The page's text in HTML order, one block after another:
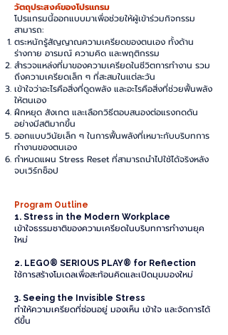
วัตถุประสงค์ของโปรแกรม
โปรแกรมนี้ออกแบบมาเพื่อช่วยให้ผู้เข้าร่วมกิจกรรม
สามารถ:
ตระหนักรู้สัญญาณความเครียดของตนเอง ทั้งด้าน
ร่างกาย อารมณ์ ความคิด และพฤติกรรม
สำรวจแหล่งที่มาของความเครียดในชีวิตการทำงาน รวม
ถึงความเครียดเล็ก ๆ ที่สะสมในแต่ละวัน
เข้าใจว่าอะไรคือสิ่งที่ดูดพลัง และอะไรคือสิ่งที่ช่วยฟื้นพลัง
ให้ตนเอง
ฝึกหยุด สังเกต และเลือกวิธีตอบสนองต่อแรงกดดัน
อย่างมีสติมากขึ้น
ออกแบบวินัยเล็ก ๆ ในการฟื้นพลังที่เหมาะกับบริบทการ
ทำงานของตนเอง
กำหนดแผน Stress Reset ที่สามารถนำไปใช้ได้จริงหลัง
จบเวิร์กช็อป
Program Outline
1. Stress in the Modern Workplace
เข้าใจธรรมชาติของความเครียดในบริบทการทำงานยุค
ใหม่
2. LEGO® SERIOUS PLAY® for Reflection
ใช้การสร้างโมเดลเพื่อสะท้อนคิดและเปิดมุมมองใหม่
3. Seeing the Invisible Stress
ทำให้ความเครียดที่ซ่อนอยู่ มองเห็น เข้าใจ และจัดการได้
ดีขึ้น